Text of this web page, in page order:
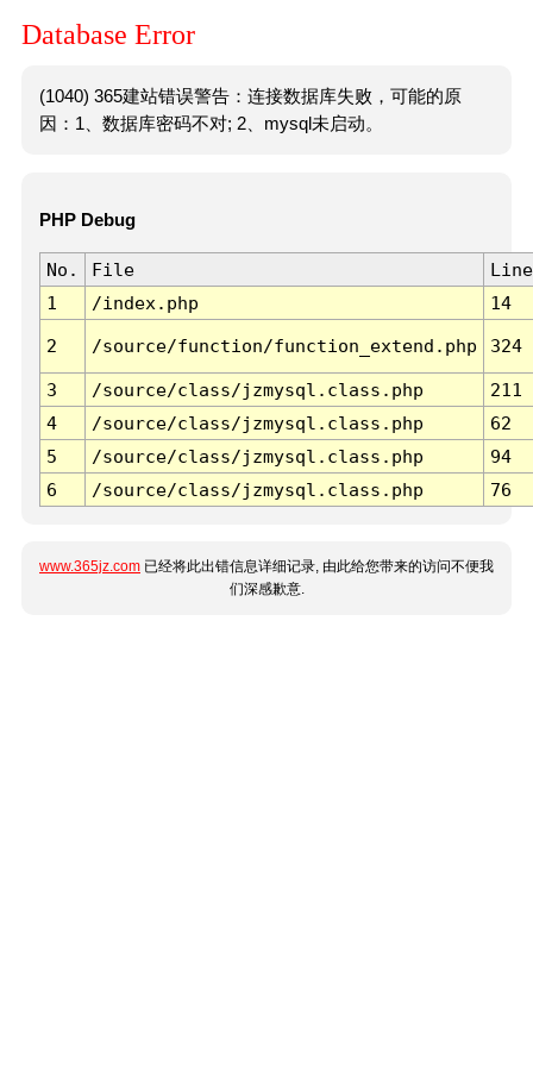
Database Error
(1040) 365建站错误警告：连接数据库失败，可能的原
因：1、数据库密码不对; 2、mysql未启动。
PHP Debug
No. File
Line
1
/index.php 14
2 /source/function/function_extend.php 324
3 /source/class/jzmysql.class.php
211
4
/source/class/jzmysql.class.php
62
5
/source/class/jzmysql.class.php
94
6
/source/class/jzmysql.class.php 76
www.365jz.com 已经将此出错信息详细记录, 由此给您带来的访问不便我
们深感歉意.